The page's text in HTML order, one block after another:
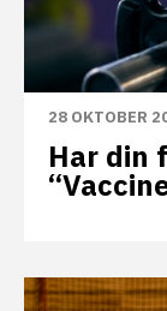
28 OKTOBER
Har din